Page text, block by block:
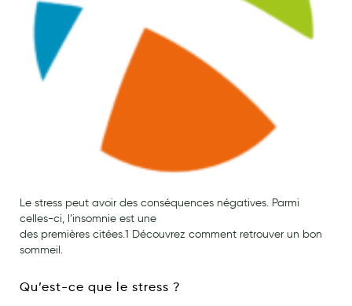
Maquillage
Pour Homme
Crème solaire - Visage et corps
Préservatifs - Gels lubrifiants
Accessoires, coutellerie, brosserie
Beauté au naturel
Huiles
Mon bébé
Le stress peut avoir des conséquences négatives. Parmi
celles-ci, l’insomnie est une
des premières citées.1 Découvrez comment retrouver un bon
sommeil.
Qu’est-ce que le stress ?